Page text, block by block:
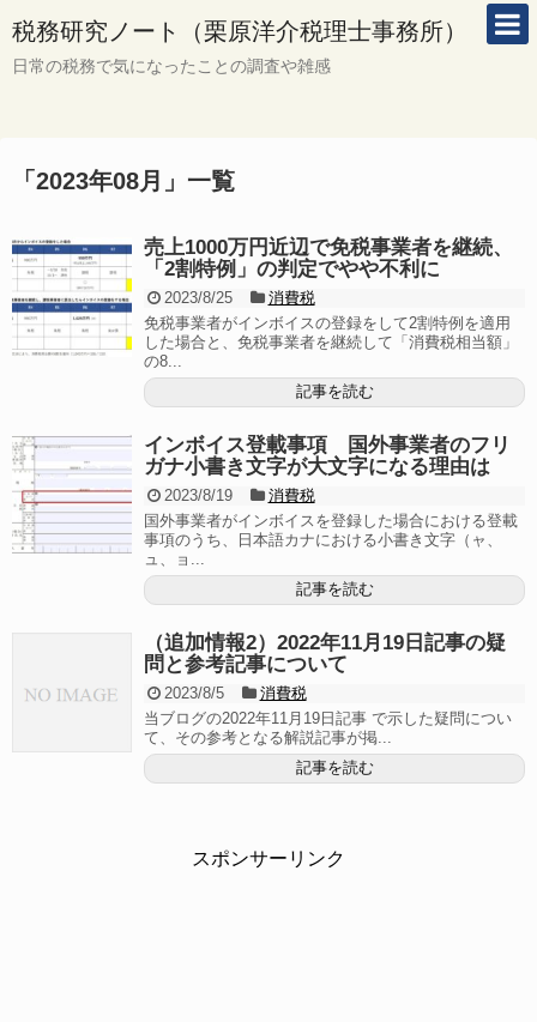
税務研究ノート（栗原洋介税理士事務所）
日常の税務で気になったことの調査や雑感
「 2023年08月 」 一覧
売上1000万円近辺で免税事業者を継続、
「2割特例」の判定でやや不利に
2023/8/25
消費税
免税事業者がインボイスの登録をして2割特例を適用
した場合と、免税事業者を継続して「消費税相当額」
の8...
記事を読む
インボイス登載事項 国外事業者のフリ
ガナ小書き文字が大文字になる理由は
2023/8/19
消費税
国外事業者がインボイスを登録した場合における登載
事項のうち、日本語カナにおける小書き文字（ャ、
ュ、ョ...
記事を読む
（追加情報2）2022年11月19日記事の疑
問と参考記事について
2023/8/5
消費税
当ブログの2022年11月19日記事 で示した疑問につい
て、その参考となる解説記事が掲...
記事を読む
スポンサーリンク